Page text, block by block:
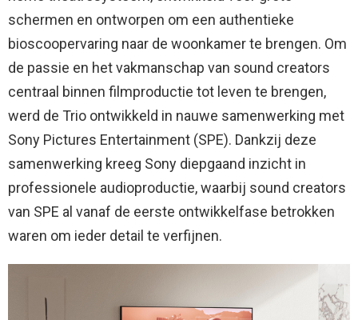
schermen en ontworpen om een authentieke
bioscoopervaring naar de woonkamer te brengen. Om
de passie en het vakmanschap van sound creators
centraal binnen filmproductie tot leven te brengen,
werd de Trio ontwikkeld in nauwe samenwerking met
Sony Pictures Entertainment (SPE). Dankzij deze
samenwerking kreeg Sony diepgaand inzicht in
professionele audioproductie, waarbij sound creators
van SPE al vanaf de eerste ontwikkelfase betrokken
waren om ieder detail te verfijnen.